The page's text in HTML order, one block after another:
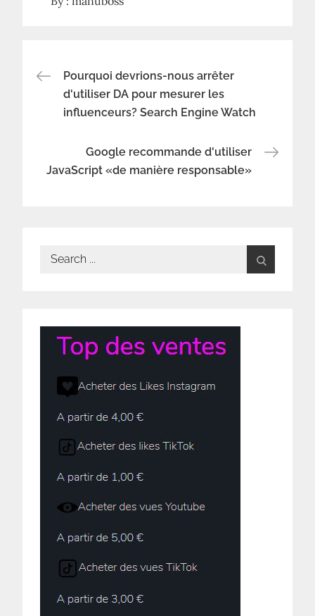
Navigation
de
l’article
Pourquoi devrions-nous arrêter
d'utiliser DA pour mesurer les
influenceurs? Search Engine Watch
Google recommande d'utiliser
JavaScript «de manière responsable»
Search